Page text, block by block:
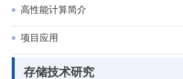
高性能计算简介
项目应用
存储技术研究